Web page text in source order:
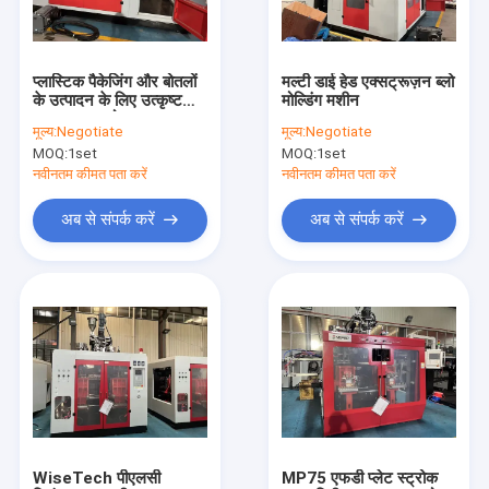
कारखाना भ्रमण
संपर्क करें
समाचार
एक उद्धरण की विनती करे
बाहर निकालना झटका मोल्डिंग मशीन
प्लास्टिक की बोतल उड़ा मोल्डिंग मशीन
स्वचालित उड़ा मोल्डिंग मशीन
प्लास्टिक पैकेजिंग और बोतलों
के उत्पादन के लिए उत्कृष्ट
मूल्य:Negotiate
MOQ:1set
नवीनतम कीमत पता करें
अब से संपर्क करें
मल्टी डाई हेड एक्सट्रूज़न ब्लो
मोल्डिंग मशीन
मूल्य:Negotiate
MOQ:1set
नवीनतम कीमत पता करें
अब से संपर्क करें
WiseTech पीएलसी
MP75 एफडी प्लेट स्ट्रोक